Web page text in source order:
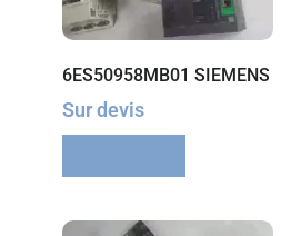
6ES50958MB01 SIEMENS
Sur devis